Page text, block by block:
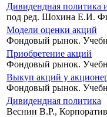
Дивидендная политика
под ред. Шохина Е.И.
Модели оценки акций
Фондовый рынок.
Приобретение акций
Фондовый рынок.
Выкуп акций у
Фондовый рынок.
Дивидендная политика
Веснин В.Р.,